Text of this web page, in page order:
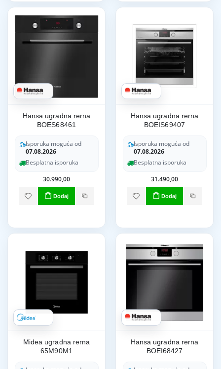
Hansa ugradna rerna
BOES68461
Isporuka moguća od
07.08.2026
Besplatna isporuka
30.990,00
Dodaj
Hansa ugradna rerna
BOEIS69407
Isporuka moguća od
07.08.2026
Besplatna isporuka
31.490,00
Dodaj
Midea ugradna rerna
65M90M1
Hansa ugradna rerna
BOEI68427